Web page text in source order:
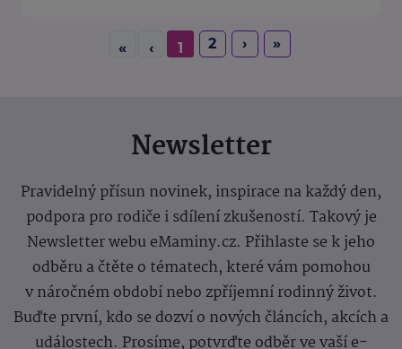
« ‹ 1 2 › »
Newsletter
Pravidelný přísun novinek, inspirace na každý den,
podpora pro rodiče i sdílení zkušeností. Takový je
Newsletter webu eMaminy.cz. Přihlaste se k jeho
odběru a čtěte o tématech, které vám pomohou
v náročném období nebo zpříjemní rodinný život.
Buďte první, kdo se dozví o nových článcích, akcích a
událostech. Prosíme, potvrďte odběr ve vaší e-